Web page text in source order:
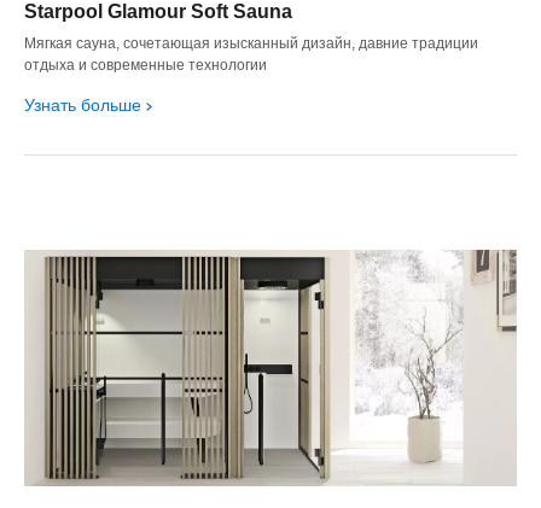
Starpool Glamour Soft Sauna
Мягкая сауна, сочетающая изысканный дизайн, давние традиции
отдыха и современные технологии
Узнать больше